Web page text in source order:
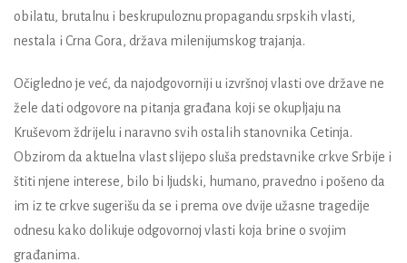
obilatu, brutalnu i beskrupuloznu propagandu srpskih vlasti,
nestala i Crna Gora, država milenijumskog trajanja.
Očigledno je već, da najodgovorniji u izvršnoj vlasti ove države ne
žele dati odgovore na pitanja građana koji se okupljaju na
Kruševom ždrijelu i naravno svih ostalih stanovnika Cetinja.
Obzirom da aktuelna vlast slijepo sluša predstavnike crkve Srbije i
štiti njene interese, bilo bi ljudski, humano, pravedno i pošeno da
im iz te crkve sugerišu da se i prema ove dvije užasne tragedije
odnesu kako dolikuje odgovornoj vlasti koja brine o svojim
građanima.